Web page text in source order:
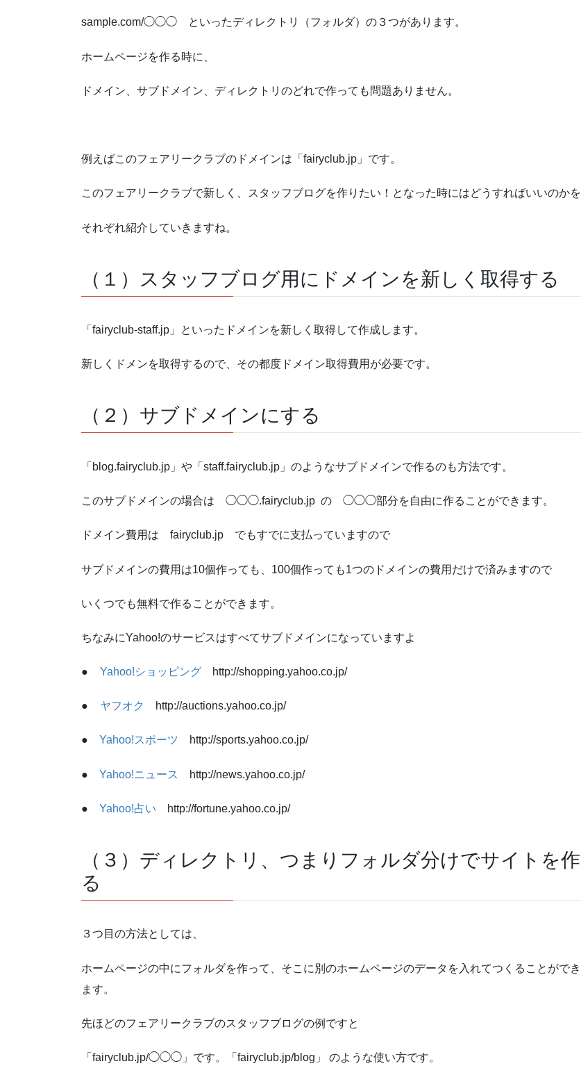
sample.com/◯◯◯ といったディレクトリ（フォルダ）の３つがあります。
ホームページを作る時に、
ドメイン、サブドメイン、ディレクトリのどれで作っても問題ありません。
例えばこのフェアリークラブのドメインは「fairyclub.jp」です。
このフェアリークラブで新しく、スタッフブログを作りたい！となった時にはどうすればいいのかを
それぞれ紹介していきますね。
（１）スタッフブログ用にドメインを新しく取得する
「fairyclub-staff.jp」といったドメインを新しく取得して作成します。
新しくドメンを取得するので、その都度ドメイン取得費用が必要です。
（２）サブドメインにする
「blog.fairyclub.jp」や「staff.fairyclub.jp」のようなサブドメインで作るのも方法です。
このサブドメインの場合は ◯◯◯.fairyclub.jp の ◯◯◯部分を自由に作ることができます。
ドメイン費用は fairyclub.jp でもすでに支払っていますので
サブドメインの費用は10個作っても、100個作っても1つのドメインの費用だけで済みますので
いくつでも無料で作ることができます。
ちなみにYahoo!のサービスはすべてサブドメインになっていますよ
● Yahoo!ショッピング http://shopping.yahoo.co.jp/
● ヤフオク http://auctions.yahoo.co.jp/
● Yahoo!スポーツ http://sports.yahoo.co.jp/
● Yahoo!ニュース http://news.yahoo.co.jp/
● Yahoo!占い http://fortune.yahoo.co.jp/
（３）ディレクトリ、つまりフォルダ分けでサイトを作
る
３つ目の方法としては、
ホームページの中にフォルダを作って、そこに別のホームページのデータを入れてつくることができ
ます。
先ほどのフェアリークラブのスタッフブログの例ですと
「fairyclub.jp/◯◯◯」です。「fairyclub.jp/blog」 のような使い方です。